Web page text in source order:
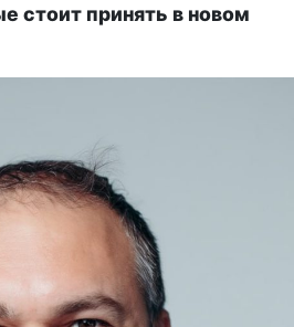
стоит принять в новом